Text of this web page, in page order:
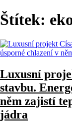
Štítek:
Luxusní
stavbu.
něm zajistí
jádra